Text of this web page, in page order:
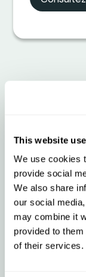
This website
We use cookies
provide social
We also share
our social
may combine it
provided to
of their services.
heures
HERE
Ce que